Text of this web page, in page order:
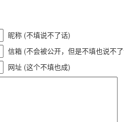
昵称 (不填说不了话)
信箱 (不会被公开，但是不填也说不
网址 (这个不填也成)